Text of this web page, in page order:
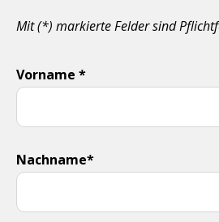
Mit (*) markierte Felder sind
Vorname *
Nachname*